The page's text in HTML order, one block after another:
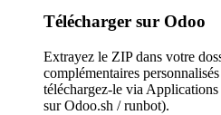
Télécharger sur Odoo
Extrayez le ZIP dans votre
complémentaires
téléchargez-le via
sur Odoo.sh / runbot).